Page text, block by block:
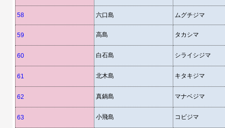
58 六口島 ムグチジマ
59 高島 タカシマ
60 白石島 シライシジマ
61 北木島 キタキジマ
62 真鍋島 マナベジマ
63 小飛島 コビジマ